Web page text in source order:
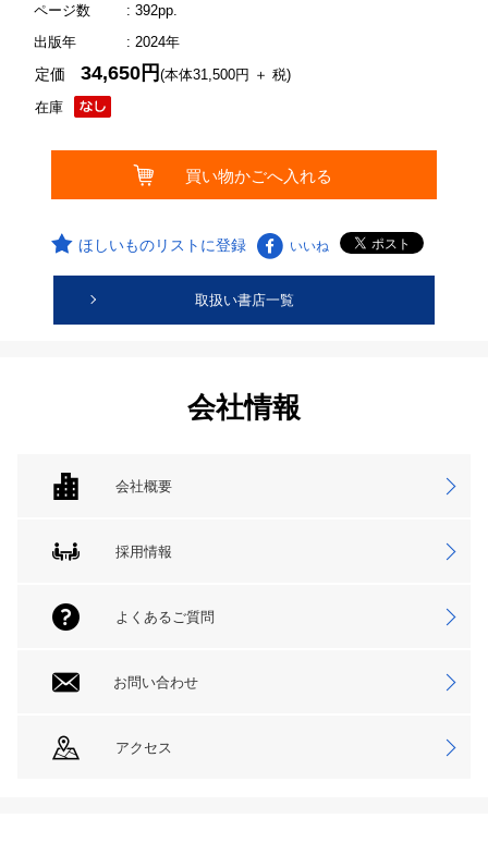
ページ数
: 392pp.
出版年
: 2024年
在庫
定価34,650円(本体31,500円 ＋ 税)
ほしいものリストに登録 いいね
取扱い書店一覧
会社情報
会社概要
採用情報
よくあるご質問
お問い合わせ
アクセス